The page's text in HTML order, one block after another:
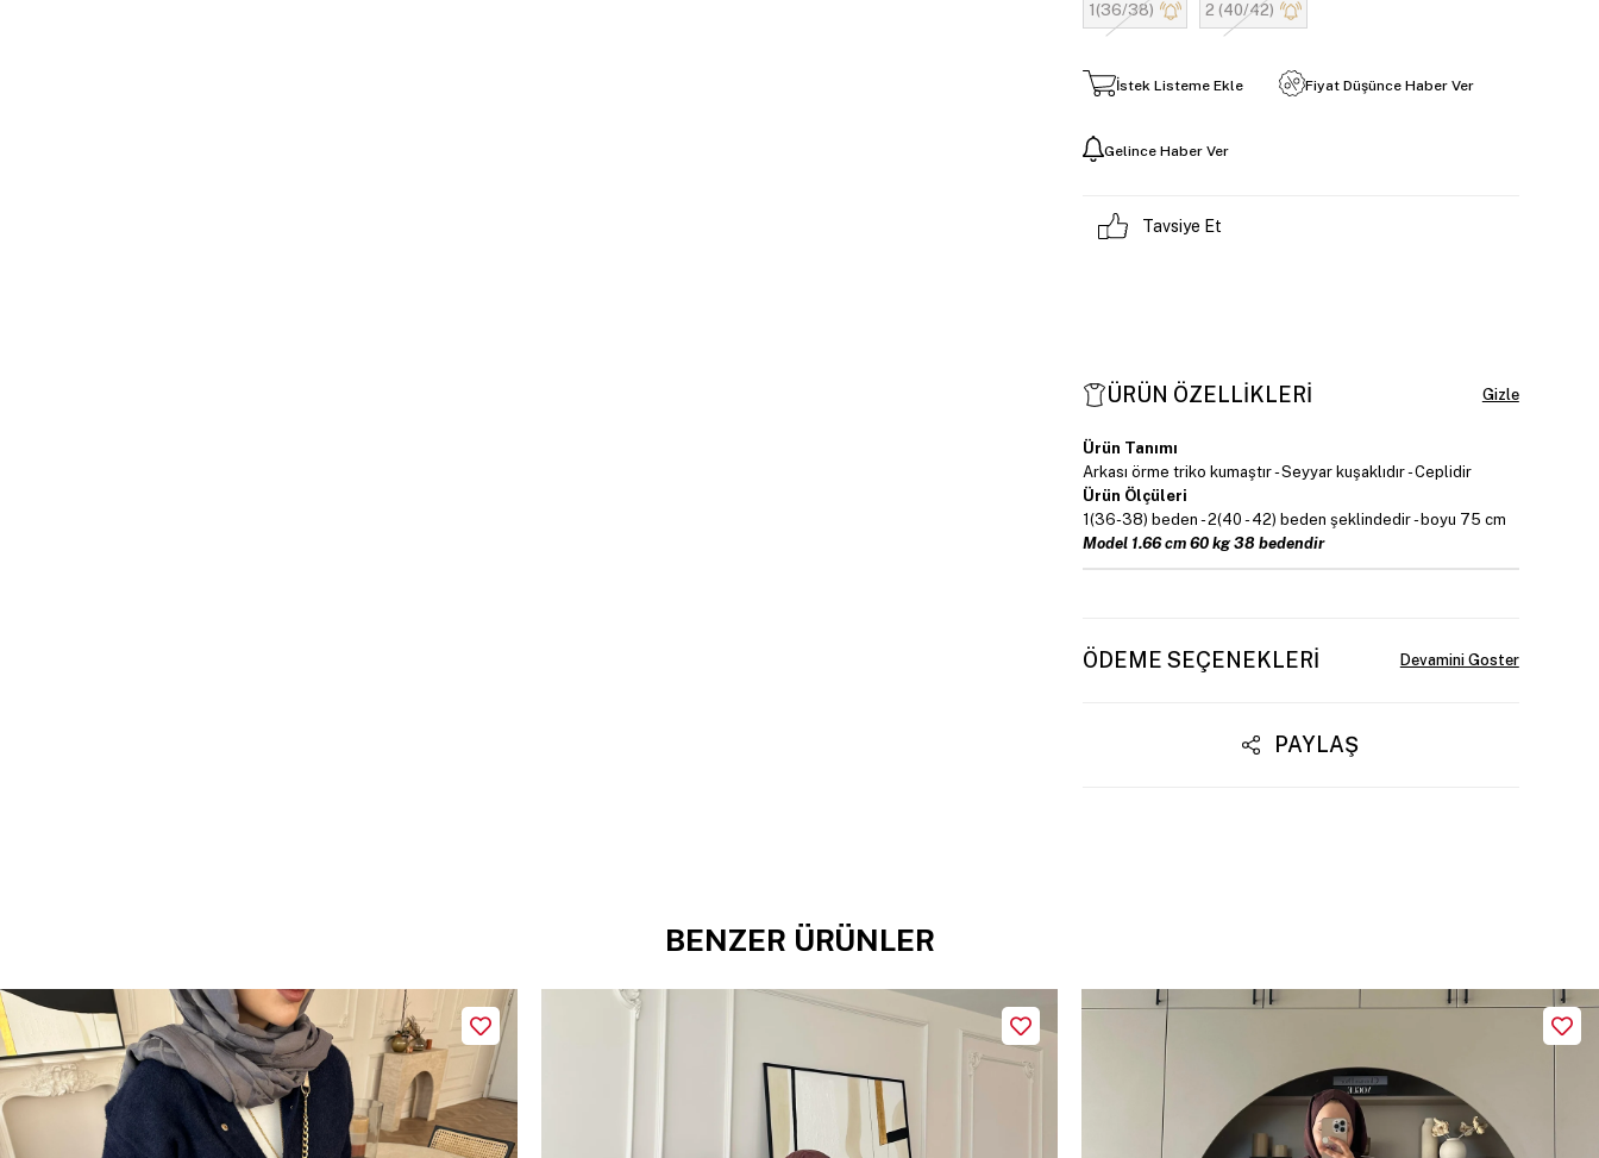
1(36/38) 2 (40/42)
İstek Listeme Ekle Fiyat Düşünce Haber Ver
Gelince Haber Ver
Tavsiye Et
ÜRÜN ÖZELLIKLERI
Ürün Tanımı
Arkası örme triko kumaştır - Seyyar kuşaklıdır - Ceplidir
Ürün Ölçüleri
1(36-38) beden - 2(40 - 42) beden şeklindedir - boyu 75 cm
Model 1.66 cm 60 kg 38 bedendir
ÖDEME SEÇENEKLERI
PAYLAŞ
BENZER ÜRÜNLER